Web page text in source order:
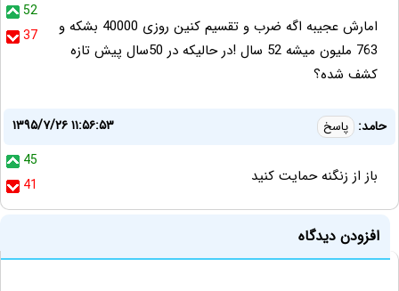
52
37
امارش عجیبه اگه ضرب و تقسیم کنین روزی 40000 بشکه و
763 ملیون میشه 52 سال !در حالیکه در 50سال پیش تازه
کشف شده؟
حامد: پاسخ
۱۳۹۵/۷/۲۶ ۱۱:۵۶:۵۳
45
41
باز از زنگنه حمایت کنید
افزودن دیدگاه